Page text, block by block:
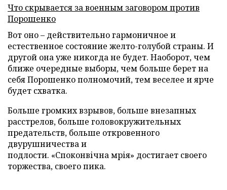
Что скрывается за военным заговором против
Порошенко
Вот оно – действительно гармоничное и
естественное состояние желто-голубой страны. И
другой она уже никогда не будет. Наоборот, чем
ближе очередные выборы, чем больше берет на
себя Порошенко полномочий, тем веселее и ярче
будет схватка.
Больше громких взрывов, больше внезапных
расстрелов, больше головокружительных
предательств, больше откровенного
двурушничества и
подлости. «Споконвічна мрія» достигает своего
торжества, своего пика.